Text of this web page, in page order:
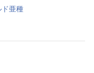
ド亜種